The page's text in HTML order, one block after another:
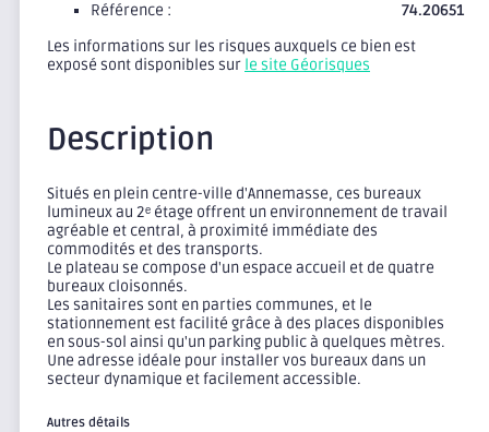
Référence :
74.20651
Les informations sur les risques auxquels ce bien est
exposé sont disponibles sur le site Géorisques
Description
Situés en plein centre-ville d'Annemasse, ces bureaux
lumineux au 2ᵉ étage offrent un environnement de travail
agréable et central, à proximité immédiate des
commodités et des transports.
Le plateau se compose d'un espace accueil et de quatre
bureaux cloisonnés.
Les sanitaires sont en parties communes, et le
stationnement est facilité grâce à des places disponibles
en sous-sol ainsi qu'un parking public à quelques mètres.
Une adresse idéale pour installer vos bureaux dans un
secteur dynamique et facilement accessible.
Autres détails